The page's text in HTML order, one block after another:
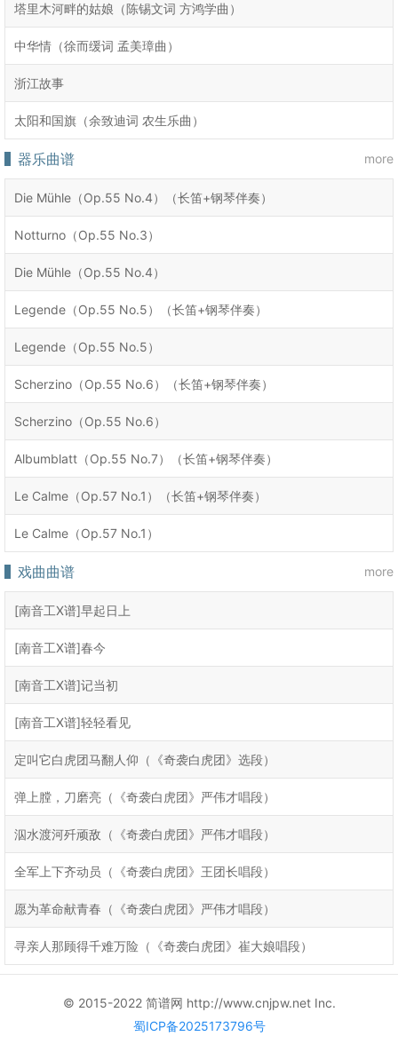
塔里木河畔的姑娘（陈锡文词 方鸿学曲）
中华情（徐而缓词 孟美璋曲）
浙江故事
太阳和国旗（余致迪词 农生乐曲）
器乐曲谱 more
Die Mühle（Op.55 No.4）（长笛+钢琴伴奏）
Notturno（Op.55 No.3）
Die Mühle（Op.55 No.4）
Legende（Op.55 No.5）（长笛+钢琴伴奏）
Legende（Op.55 No.5）
Scherzino（Op.55 No.6）（长笛+钢琴伴奏）
Scherzino（Op.55 No.6）
Albumblatt（Op.55 No.7）（长笛+钢琴伴奏）
Le Calme（Op.57 No.1）（长笛+钢琴伴奏）
Le Calme（Op.57 No.1）
戏曲曲谱 more
[南音工X谱]早起日上
[南音工X谱]春今
[南音工X谱]记当初
[南音工X谱]轻轻看见
定叫它白虎团马翻人仰（《奇袭白虎团》选段）
弹上膛，刀磨亮（《奇袭白虎团》严伟才唱段）
泅水渡河歼顽敌（《奇袭白虎团》严伟才唱段）
全军上下齐动员（《奇袭白虎团》王团长唱段）
愿为革命献青春（《奇袭白虎团》严伟才唱段）
寻亲人那顾得千难万险（《奇袭白虎团》崔大娘唱段）
© 2015-2022 简谱网 http://www.cnjpw.net Inc.
蜀ICP备2025173796号